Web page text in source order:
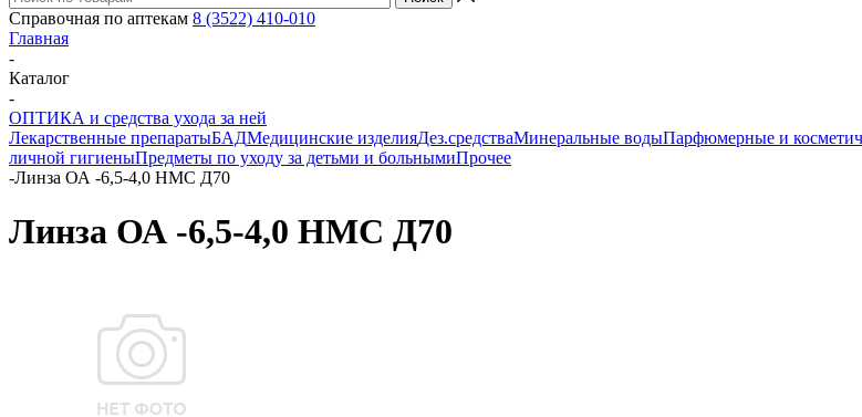
Справочная по аптекам 8 (3522) 410-010
Главная
-
Каталог
-
ОПТИКА и средства ухода за ней
Лекарственные препаратыБАДМедицинские изделияДез.средстваМинеральные водыПарфюмерные и
личной гигиеныПредметы по уходу за детьми и больнымиПрочее
-Линза ОА -6,5-4,0 НМС Д70
Линза ОА -6,5-4,0 НМС Д70